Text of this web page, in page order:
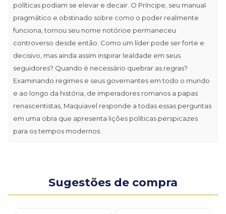
políticas podiam se elevar e decair. O Príncipe, seu manual
pragmático e obstinado sobre como o poder realmente
funciona, tornou seu nome notórioe permaneceu
controverso desde então. Como um líder pode ser forte e
decisivo, mas ainda assim inspirar lealdade em seus
seguidores? Quando é necessário quebrar as regras?
Examinando regimes e seus governantes em todo o mundo
e ao longo da história, de imperadores romanos a papas
renascentistas, Maquiavel responde a todas essas perguntas
em uma obra que apresenta lições políticas perspicazes
para os tempos modernos.
Sugestões de compra